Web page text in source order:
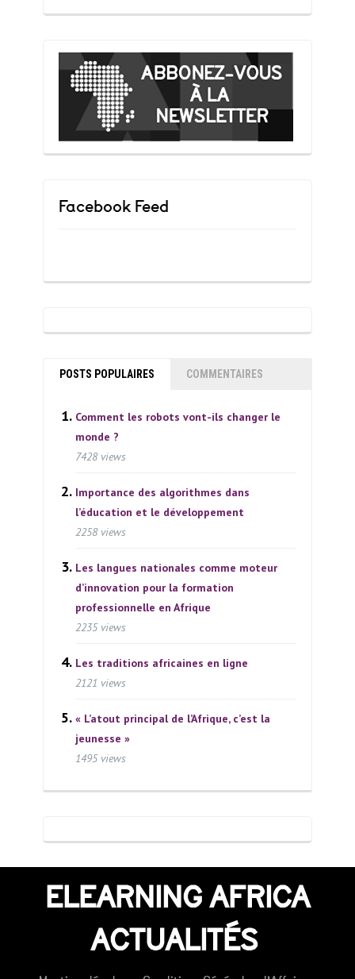
Facebook Feed
POSTS POPULAIRES COMMENTAIRES
Comment les robots vont-ils changer le
monde ?
7428 views
Importance des algorithmes dans
l’éducation et le développement
2258 views
Les langues nationales comme moteur
d’innovation pour la formation
professionnelle en Afrique
2235 views
Les traditions africaines en ligne
2121 views
« L’atout principal de l’Afrique, c’est la
jeunesse »
1495 views
ELEARNING AFRICA
ACTUALITÉS